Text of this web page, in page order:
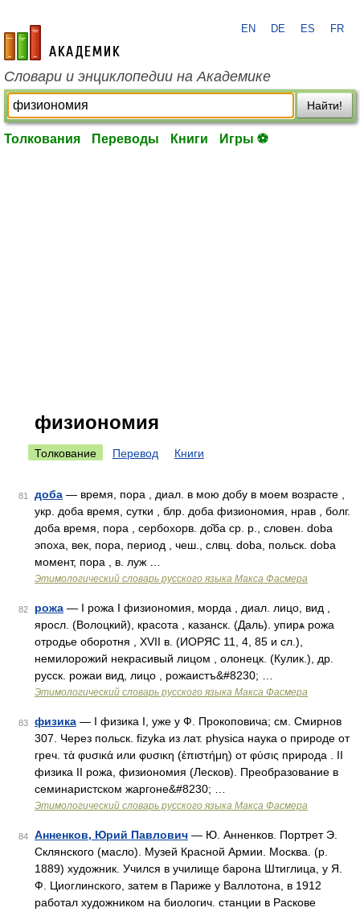
academic.ru
EN DE ES FR
Словари и энциклопедии на Академике
Найти!
Толкования Переводы Книги Игры ⚽
физиономия
Толкование Перевод Книги
81 доба — время, пора , диал. в мою добу в моем возрасте ,
укр. доба время, сутки , блр. доба физиономия, нрав , болг.
доба время, пора , сербохорв. до̏ба ср. р., словен. doba
эпоха, век, пора, период , чеш., слвц. doba, польск. doba
момент, пора , в. луж …
Этимологический словарь русского языка Макса Фасмера
82 рожа — I рожа I физиономия, морда , диал. лицо, вид ,
яросл. (Волоцкий), красота , казанск. (Даль). упирѧ рожа
отродье оборотня , XVII в. (ИОРЯС 11, 4, 85 и сл.),
немилорожий некрасивый лицом , олонецк. (Кулик.), др.
русск. рожаи вид, лицо , рожаистъ&#8230; …
Этимологический словарь русского языка Макса Фасмера
83 физика — I физика I, уже у Ф. Прокоповича; см. Смирнов
307. Через польск. fizyka из лат. рhуsiса наука о природе от
греч. τὰ φυσικά или φυσικη (ἑπιστήμη) от φύσις природа . II
физика II рожа, физиономия (Лесков). Преобразование в
семинаристском жаргоне&#8230; …
Этимологический словарь русского языка Макса Фасмера
84 Анненков, Юрий Павлович — Ю. Анненков. Портрет Э.
Склянского (масло). Музей Красной Армии. Москва. (р.
1889) художник. Учился в училище барона Штиглица, у Я.
Ф. Циоглинского, затем в Париже у Валлотона, в 1912
работал художником на биологич. станции в Раскове